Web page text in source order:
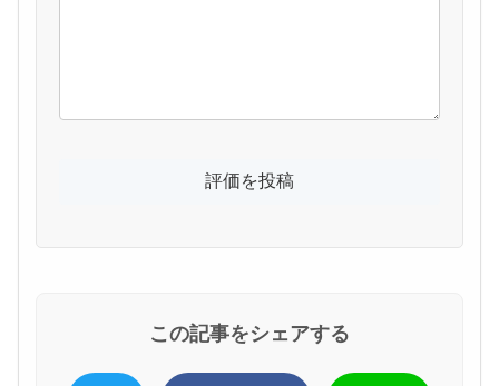
この記事をシェアする